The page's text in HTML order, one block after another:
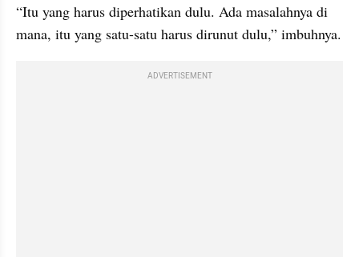
“Itu yang harus diperhatikan dulu. Ada masalahnya di
mana, itu yang satu-satu harus dirunut dulu,” imbuhnya.
ADVERTISEMENT